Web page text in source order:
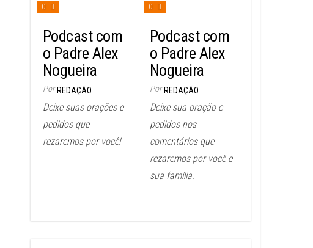
0
Podcast com
o Padre Alex
Nogueira
Por REDAÇÃO
Deixe suas orações e
pedidos que
rezaremos por você!
0
Podcast com
o Padre Alex
Nogueira
Por REDAÇÃO
Deixe sua oração e
pedidos nos
comentários que
rezaremos por você e
sua família.